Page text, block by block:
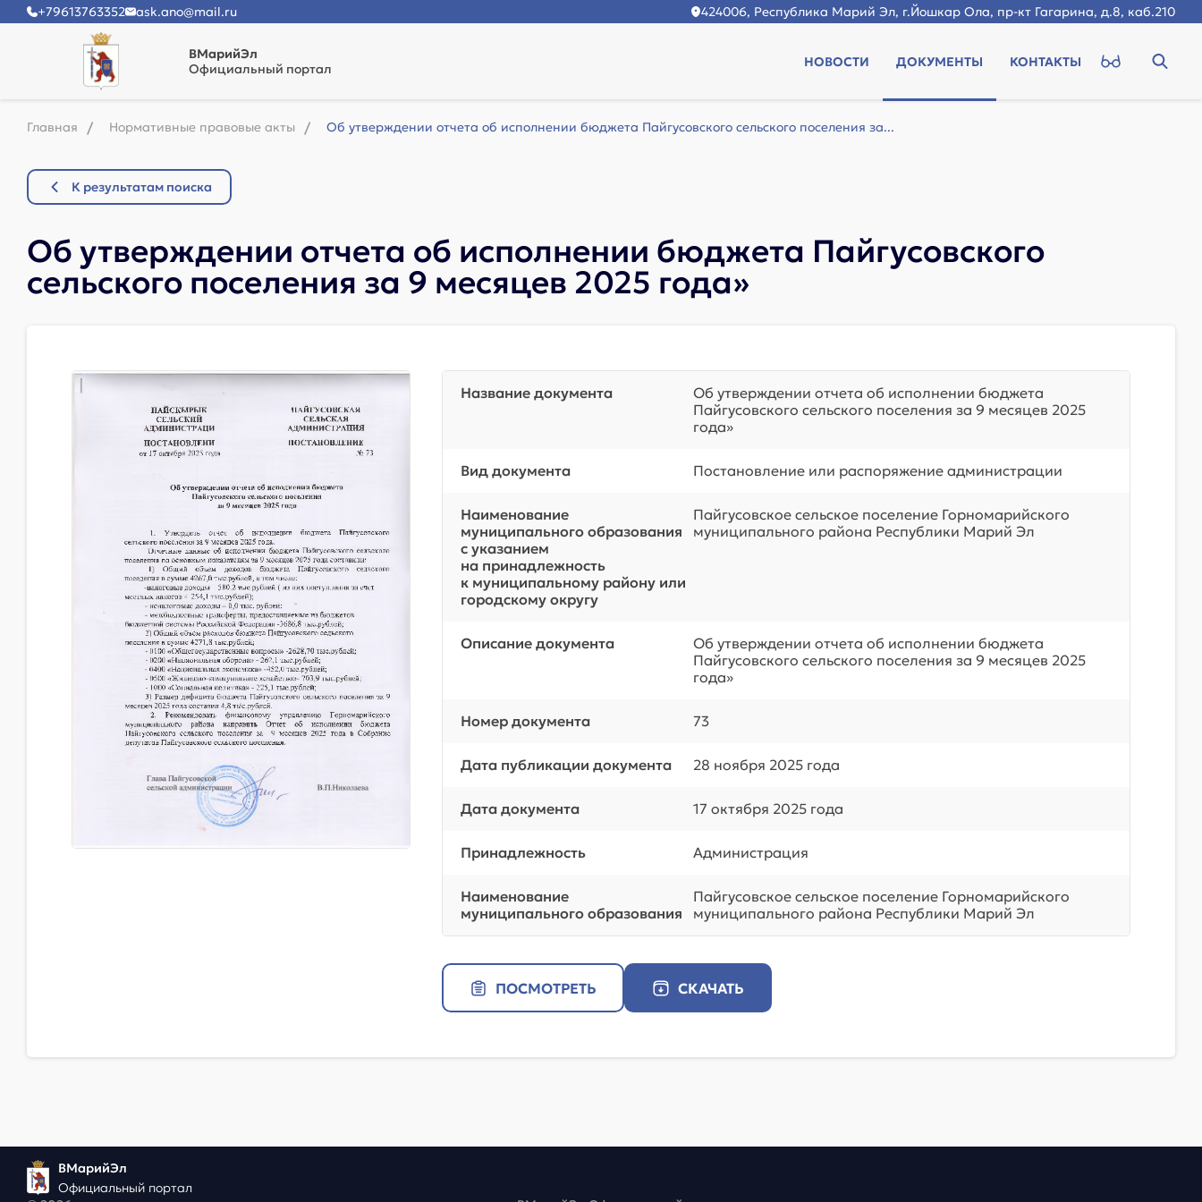
+79613763352 ask.ano@mail.ru 424006, Республика Марий Эл, г.Йошкар Ола, пр-кт Гагарина, д.8, каб.210
ВМарийЭл
Официальный портал
НОВОСТИ ДОКУМЕНТЫ КОНТАКТЫ
Главная Нормативные правовые акты Об утверждении отчета об исполнении бюджета Пайгусовского сельского поселения за...
К результатам поиска
Об утверждении отчета об исполнении бюджета Пайгусовского
сельского поселения за 9 месяцев 2025 года»
Название документа
Об утверждении отчета об исполнении бюджета
Пайгусовского сельского поселения за 9 месяцев 2025
года»
Вид документа Постановление или распоряжение администрации
Наименование
муниципального образования
с указанием
на принадлежность
к муниципальному району или
городскому округу
Пайгусовское сельское поселение Горномарийского
муниципального района Республики Марий Эл
Описание документа
Об утверждении отчета об исполнении бюджета
Пайгусовского сельского поселения за 9 месяцев 2025
года»
Номер документа 73
Дата публикации документа 28 ноября 2025 года
Дата документа 17 октября 2025 года
Принадлежность Администрация
Наименование
муниципального образования
Пайгусовское сельское поселение Горномарийского
муниципального района Республики Марий Эл
ПОСМОТРЕТЬ СКАЧАТЬ
ВМарийЭл
Официальный портал